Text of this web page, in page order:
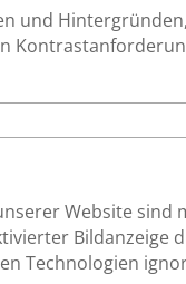
und
Website
Bildanzeige
Technologien